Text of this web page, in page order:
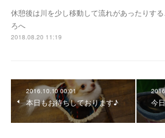
休憩後は川を少し移動して流れがあったりする
ろへ
2018.08.20 11:19
2016.10.10 00:01
本日もお待ちしております♪ 今